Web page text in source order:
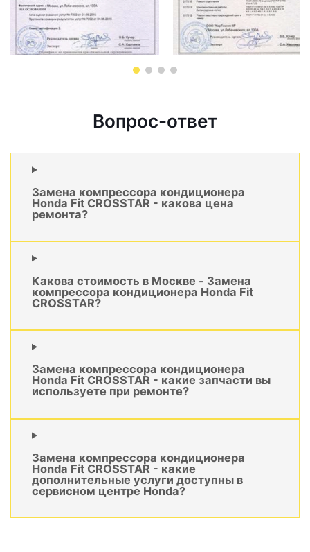
Вопрос-ответ
Замена компрессора кондиционера
Honda Fit CROSSTAR - какова цена
ремонта?
Какова стоимость в Москве - Замена
компрессора кондиционера Honda Fit
CROSSTAR?
Замена компрессора кондиционера
Honda Fit CROSSTAR - какие запчасти вы
используете при ремонте?
Замена компрессора кондиционера
Honda Fit CROSSTAR - какие
дополнительные услуги доступны в
сервисном центре Honda?